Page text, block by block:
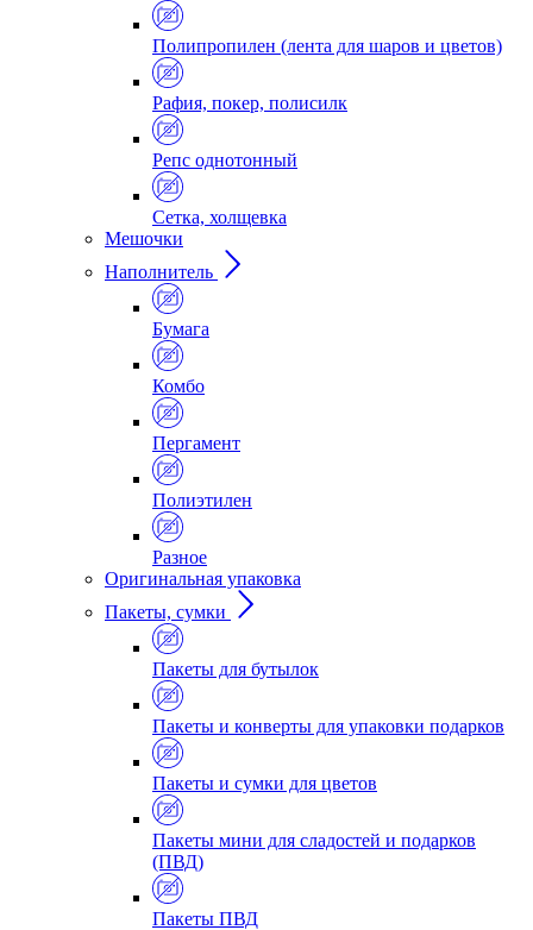
Полипропилен (лента для шаров и цветов)
Рафия, покер, полисилк
Репс однотонный
Сетка, холщевка
Мешочки
Наполнитель
Бумага
Комбо
Пергамент
Полиэтилен
Разное
Оригинальная упаковка
Пакеты, сумки
Пакеты для бутылок
Пакеты и конверты для упаковки подарков
Пакеты и сумки для цветов
Пакеты мини для сладостей и подарков
(ПВД)
Пакеты ПВД